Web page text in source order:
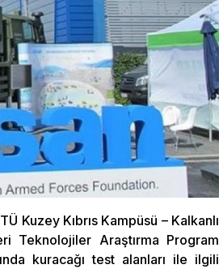
Kuzey Kıbrıs Kampüsü – Kalkanlı
Teknolojiler Araştırma Program
kuracağı test alanları ile ilgili